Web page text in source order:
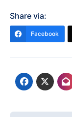
Share via:
Facebook